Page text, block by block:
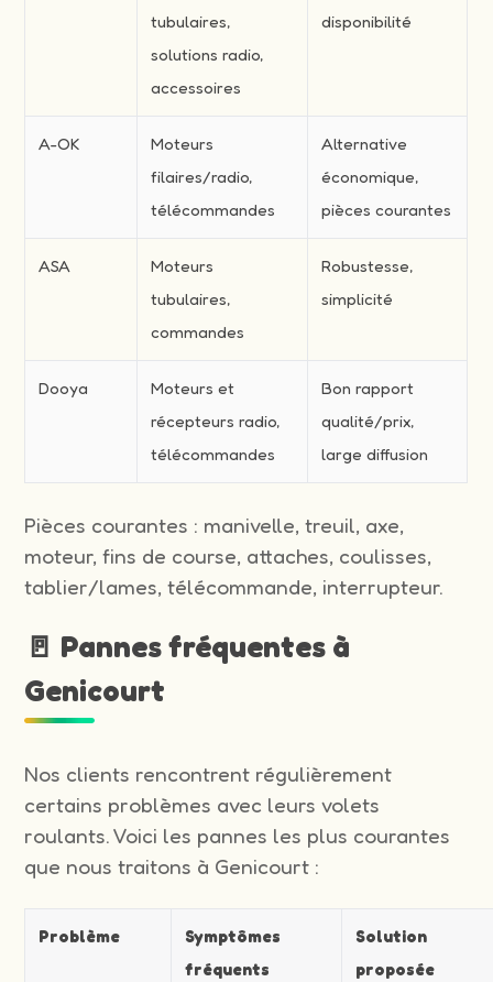
tubulaires,
solutions radio,
accessoires
disponibilité
A-OK
Moteurs
filaires/radio,
télécommandes
Alternative
économique,
pièces courantes
ASA
Moteurs
tubulaires,
commandes
Robustesse,
simplicité
Dooya
Moteurs et
récepteurs radio,
télécommandes
Bon rapport
qualité/prix,
large diffusion
Pièces courantes : manivelle, treuil, axe,
moteur, fins de course, attaches, coulisses,
tablier/lames, télécommande, interrupteur.
🚪 Pannes fréquentes à
Genicourt
Nos clients rencontrent régulièrement
certains problèmes avec leurs volets
roulants. Voici les pannes les plus courantes
que nous traitons à Genicourt :
Problème
Symptômes
fréquents
Solution
proposée